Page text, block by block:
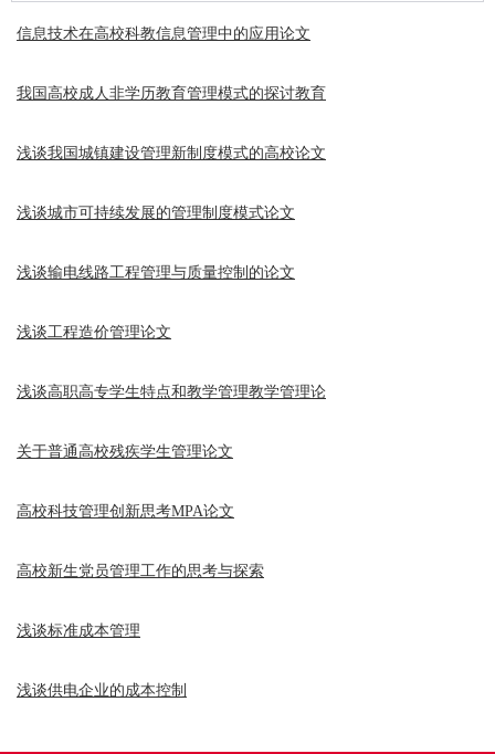
信息技术在高校科教信息管理中的应用论文
我国高校成人非学历教育管理模式的探讨教育
浅谈我国城镇建设管理新制度模式的高校论文
浅谈城市可持续发展的管理制度模式论文
浅谈输电线路工程管理与质量控制的论文
浅谈工程造价管理论文
浅谈高职高专学生特点和教学管理教学管理论
关于普通高校残疾学生管理论文
高校科技管理创新思考MPA论文
高校新生党员管理工作的思考与探索
浅谈标准成本管理
浅谈供电企业的成本控制